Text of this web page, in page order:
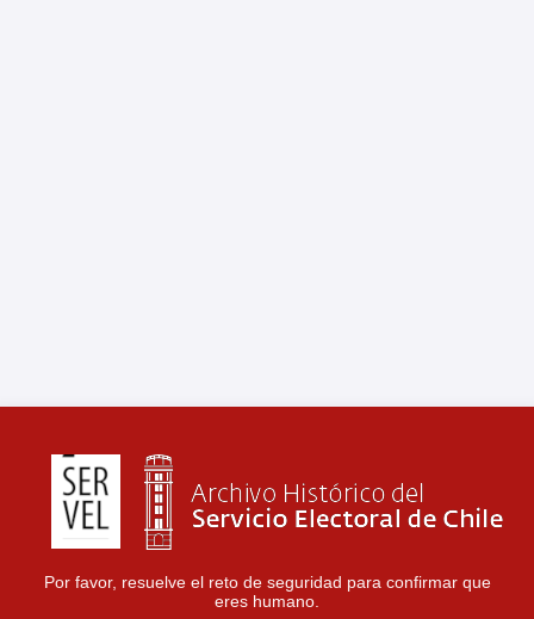
Por favor, resuelve el reto de seguridad para confirmar que
eres humano.